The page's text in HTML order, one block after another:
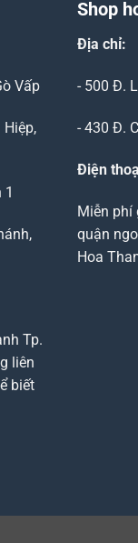
Vấp
1
Tp.
liên
biết
Shop
Địa chỉ:
- 500 Đ.
- 430 Đ.
Điện
Miễn phí
quận
Hoa